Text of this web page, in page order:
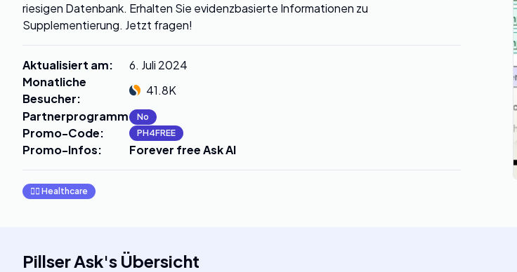
riesigen Datenbank. Erhalten Sie evidenzbasierte Informationen zu
Supplementierung. Jetzt fragen!
Aktualisiert am:
6. Juli 2024
Monatliche
Besucher:
41.8K
Partnerprogramm: No
Promo-Code: PH4FREE
Promo-Infos: Forever free Ask AI
👩‍⚕️ Healthcare
Pillser Ask's Übersicht